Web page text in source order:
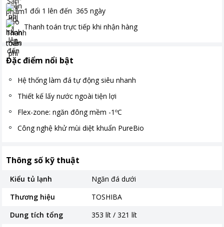
1 đổi 1 lên đến 365 ngày
Thanh toán trực tiếp khi nhận hàng
Đặc điểm nổi bật
Hệ thống làm đá tự động siêu nhanh
Thiết kế lấy nước ngoài tiện lợi
Flex-zone: ngăn đông mềm -1ºC
Công nghệ khử mùi diệt khuẩn PureBio
Thông số kỹ thuật
Kiểu tủ lạnh
Ngăn đá dưới
Thương hiệu
TOSHIBA
Dung tích tổng
353 lít / 321 lít